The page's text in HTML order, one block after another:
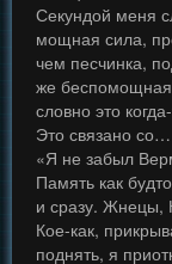
Секундой меня
мощная сила,
чем песчинка,
же
словно это
Это связано со…
«Я не забыл
Память как
и сразу. Жнецы,
Кое-как,
поднять, я